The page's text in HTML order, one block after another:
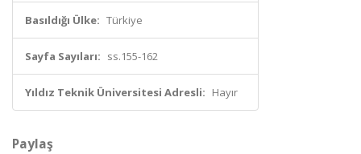
Basıldığı Ülke: Türkiye
Sayfa Sayıları: ss.155-162
Yıldız Teknik Üniversitesi Adresli: Hayır
Paylaş